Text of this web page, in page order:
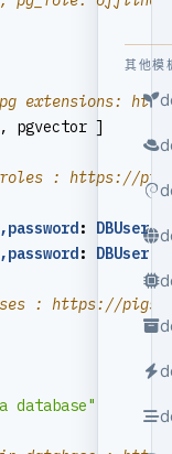
其他模
extensions:
pgvector ]
roles : https://
:
:
: https://
database"